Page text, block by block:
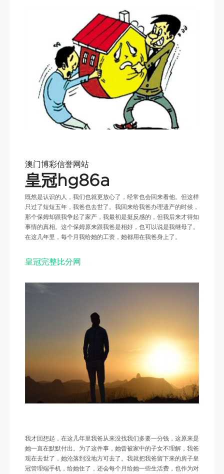
澳门博彩信誉网站
皇冠hg86a
既然是认识的人，我们也就更放心了，经常也会回来看他。但这样
只过了短短五年，我爸也去世了。我回来给我爸办理遗产的时候，
那个保姆却跟我争起了家产，我最初是挺反感的，但我后来才得知
事情的真相。这个保姆原来跟我爸是相好，也可以说是我继母了。
在这几年里，每个月我给她的工资，她都用在我爸身上了。
皇冠完整比分网
我才回想起，在这几年里我爸从来没找我们多要一分钱，这原来是
她一直在默默付出。为了这件事，她曾被家中的子女不理解，我爸
现在去世了，她沦落到没地方可去了。我就把我爸留下来的房子皇
冠管理端手机，给她住了，还会每个月给她一些生活费，也作为对